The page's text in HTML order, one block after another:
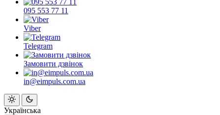
095 553 77 11
Viber
Telegram
Замовити дзвінок
in@eimpuls.com.ua
Українська